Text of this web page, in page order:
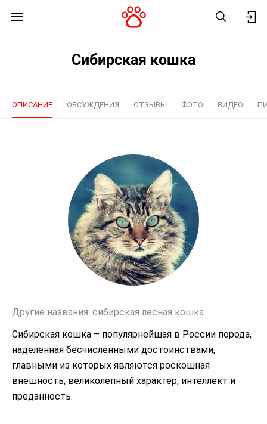
Сибирская кошка
ОПИСАНИЕ ОБСУЖДЕНИЯ ОТЗЫВЫ ФОТО ВИДЕО
Другие названия: сибирская лесная кошка
Сибирская кошка – популярнейшая в России порода,
наделенная бесчисленными достоинствами,
главными из которых являются роскошная
внешность, великолепный характер, интеллект и
преданность.